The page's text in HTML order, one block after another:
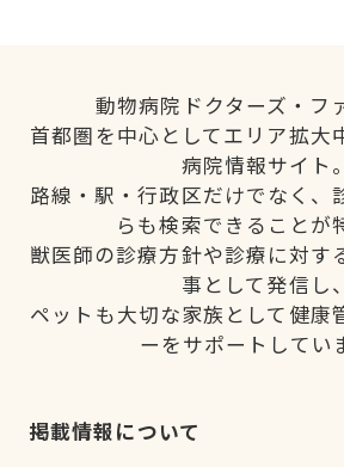
動物病院ドクターズ・フ
首都圏を中心としてエリア拡大
病院情報サイト。
路線・駅・行政区だけでなく、
らも検索できることが
獣医師の診療方針や診療に対す
事として発信し、
ペットも大切な家族として健康
ーをサポートしてい
掲載情報について